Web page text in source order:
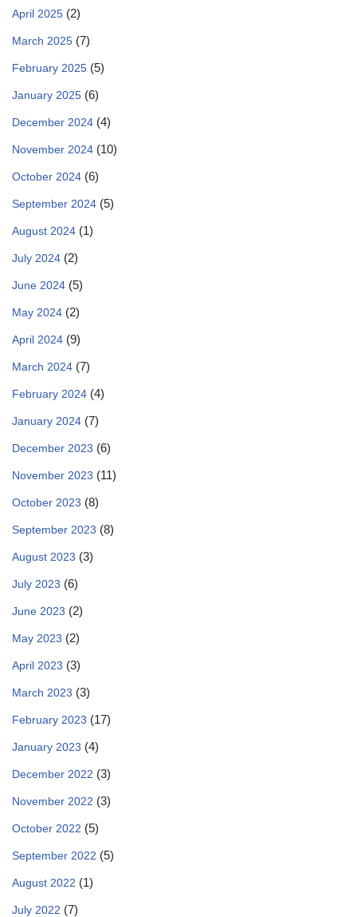
April 2025 (2)
March 2025 (7)
February 2025 (5)
January 2025 (6)
December 2024 (4)
November 2024 (10)
October 2024 (6)
September 2024 (5)
August 2024 (1)
July 2024 (2)
June 2024 (5)
May 2024 (2)
April 2024 (9)
March 2024 (7)
February 2024 (4)
January 2024 (7)
December 2023 (6)
November 2023 (11)
October 2023 (8)
September 2023 (8)
August 2023 (3)
July 2023 (6)
June 2023 (2)
May 2023 (2)
April 2023 (3)
March 2023 (3)
February 2023 (17)
January 2023 (4)
December 2022 (3)
November 2022 (3)
October 2022 (5)
September 2022 (5)
August 2022 (1)
July 2022 (7)